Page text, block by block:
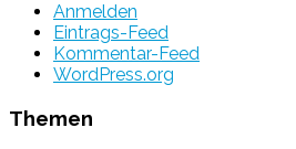
Anmelden
Eintrags-Feed
Kommentar-Feed
WordPress.org
Themen